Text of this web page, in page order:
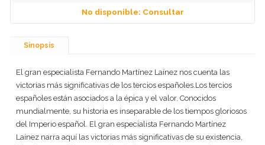
No disponible: Consultar
Sinopsis
El gran especialista Fernando Martínez Laínez nos cuenta las
victorias más significativas de los tercios españoles.Los tercios
españoles están asociados a la épica y el valor. Conocidos
mundialmente, su historia es inseparable de los tiempos gloriosos
del Imperio español. El gran especialista Fernando Martínez
Laínez narra aquí las victorias más significativas de su existencia,